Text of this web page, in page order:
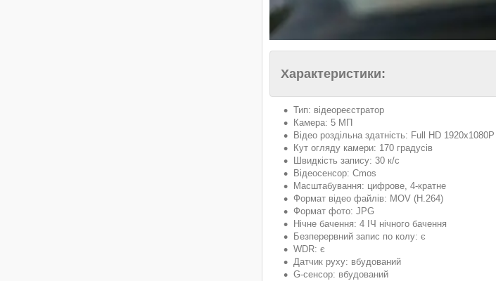
Характеристики:
Тип: відеореєстратор
Камера: 5 МП
Відео роздільна здатність: Full HD 1920x1080P
Кут огляду камери: 170 градусів
Швидкість запису: 30 к/с
Відеосенсор: Cmos
Масштабування: цифрове, 4-кратне
Формат відео файлів: MOV (H.264)
Формат фото: JPG
Нічне бачення: 4 ІЧ нічного бачення
Безперервний запис по колу: є
WDR: є
Датчик руху: вбудований
G-сенсор: вбудований